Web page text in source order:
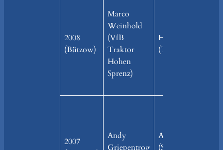
2008
(Bützow)
Marco
Weinhold
(VfB
Traktor
Hohen
Sprenz)
Harald Preuß
(TTV Teterow)
2007
Andy
Griepentrog
Andreas Murken
(SV Aufbau